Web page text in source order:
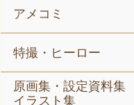
アメコミ
特撮・ヒーロー
原画集・設定資料集
イラスト集